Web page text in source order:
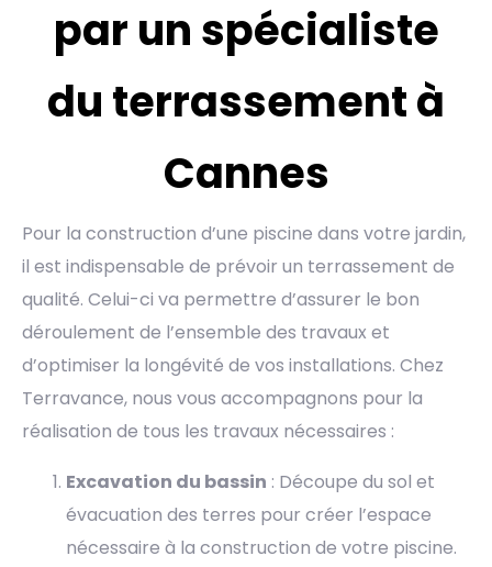
par un spécialiste
du terrassement à
Cannes
Pour la construction d’une piscine dans votre jardin,
il est indispensable de prévoir un terrassement de
qualité. Celui-ci va permettre d’assurer le bon
déroulement de l’ensemble des travaux et
d’optimiser la longévité de vos installations. Chez
Terravance, nous vous accompagnons pour la
réalisation de tous les travaux nécessaires :
Excavation du bassin : Découpe du sol et
évacuation des terres pour créer l’espace
nécessaire à la construction de votre piscine.